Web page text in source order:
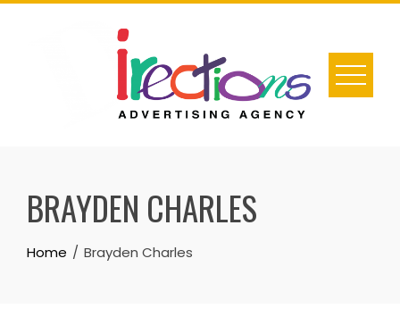
Skip
BRAYDEN CHARLES
Home Brayden Charles